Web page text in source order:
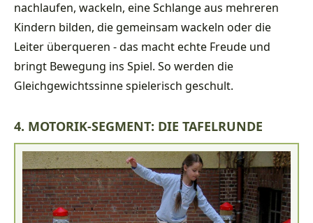
nachlaufen, wackeln, eine Schlange aus mehreren
Kindern bilden, die gemeinsam wackeln oder die
Leiter überqueren - das macht echte Freude und
bringt Bewegung ins Spiel. So werden die
Gleichgewichtssinne spielerisch geschult.
4. MOTORIK-SEGMENT: DIE TAFELRUNDE